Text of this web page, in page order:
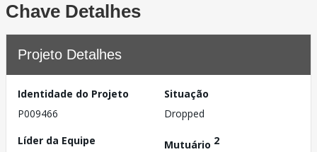
Chave Detalhes
Projeto Detalhes
Identidade do Projeto
P009466
Situação
Dropped
Líder da Equipe
Mutuário 2